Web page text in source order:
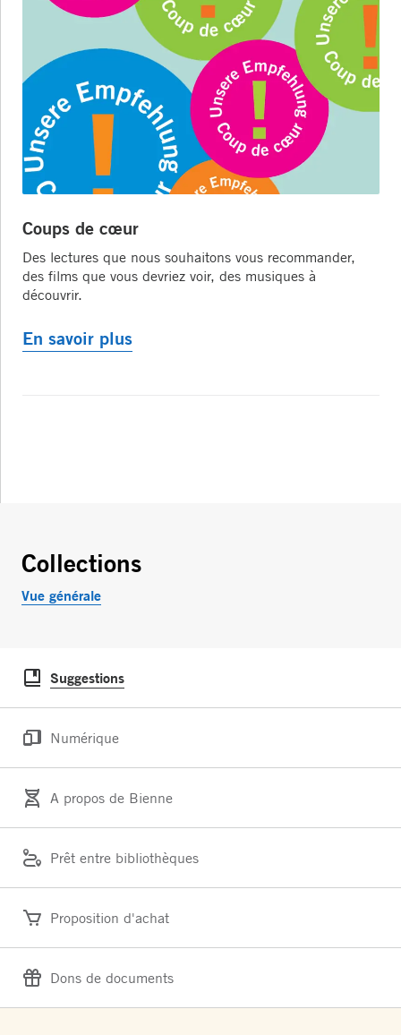
Collections
Vue générale
Suggestions
Numérique
A propos de Bienne
Prêt entre bibliothèques
Proposition d'achat
Dons de documents
Coups de cœur
Des lectures que nous souhaitons vous recommander,
des films que vous devriez voir, des musiques à
découvrir.
En savoir plus